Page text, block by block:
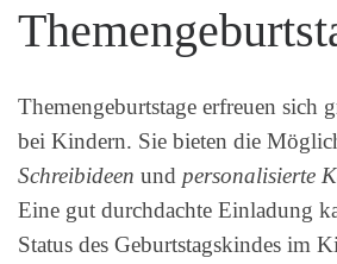
Themengeburtstage erfreuen sich
bei Kindern. Sie bieten die
Schreibideen und personalisierte
Eine gut durchdachte Einladung
Status des Geburtstagskindes im